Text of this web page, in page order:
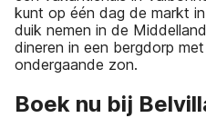
kunt op één dag de markt
duik nemen in de
dineren in een bergdorp
ondergaande zon.
Boek nu bij